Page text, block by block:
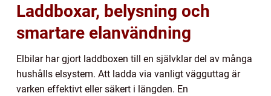
Laddboxar, belysning och
smartare elanvändning
Elbilar har gjort laddboxen till en självklar del av många
hushålls elsystem. Att ladda via vanligt vägguttag är
varken effektivt eller säkert i längden. En